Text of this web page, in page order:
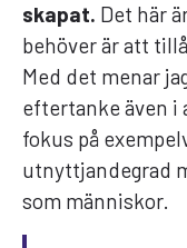
skapat. Det här
behöver är att
Med det menar
eftertanke även i
fokus på
utnyttjandegrad
som människor.